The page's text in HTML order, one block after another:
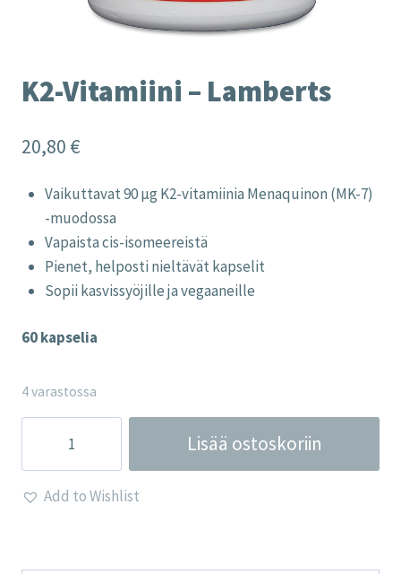
K2-Vitamiini – Lamberts
20,80 €
Vaikuttavat 90 µg K2-vitamiinia Menaquinon (MK-7)
-muodossa
Vapaista cis-isomeereistä
Pienet, helposti nieltävät kapselit
Sopii kasvissyöjille ja vegaaneille
60 kapselia
4 varastossa
Vitamiini
-
Lamberts
Lisää ostoskoriin
Add to Wishlist